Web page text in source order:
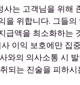
사는 고객님을 위해
을 위합니다. 그들
급액을 최소화하는
이익 보호에만 집
와의 의사소통 시
되는 진술을 피하